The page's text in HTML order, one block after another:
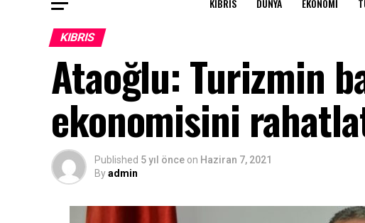
KIBRIS DÜNYA EKONOMI
KIBRIS
Ataoğlu: Turizmin
ekonomisini
Published 5 yıl önce on Haziran 7, 2021
Byadmin